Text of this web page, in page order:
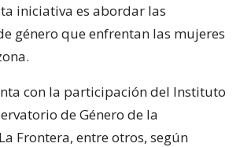
iniciativa es abordar las
género que enfrentan las mujeres
con la participación del Instituto
de Género de la
Frontera, entre otros, según